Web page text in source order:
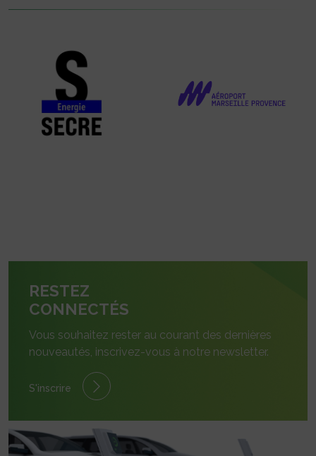
RESTEZ
CONNECTÉS
Vous souhaitez rester au courant des dernières
nouveautés, inscrivez-vous à notre newsletter.
S'inscrire